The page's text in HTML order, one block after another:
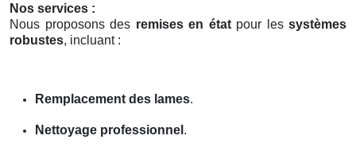
Nos services :
Nous proposons des remises en étatpour les systèmes
robustes, incluant :
Remplacement des lames.
Nettoyage professionnel .